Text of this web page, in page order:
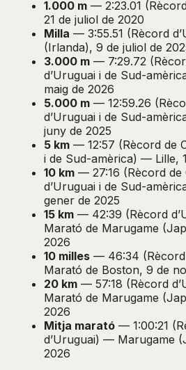
1.000 m — 2:23.01
21 de juliol de 2020
Milla — 3:55.51 (Rècord
(Irlanda), 9 de juliol de
3.000 m — 7:29.72
d’Uruguai i de Sud-
maig de 2026
5.000 m — 12:59.26
d’Uruguai i de Sud-
juny de 2025
5 km — 12:57 (Rècord de
i de Sud-amèrica) — Lille,
10 km — 27:16 (Rècord de
d’Uruguai i de Sud-
gener de 2025
15 km — 42:39 (Rècord
Marató de Marugame
2026
10 milles — 46:34
Marató de Boston, 9 de
20 km — 57:18 (Rècord
Marató de Marugame
2026
Mitja marató — 1:00:21
d’Uruguai) — Marugame
2026